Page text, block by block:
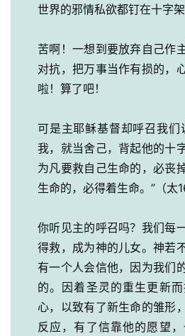
世界的邪情私欲都钉在十字架
苦啊！一想到要放弃自己作
对抗，把万事当作有损的，
啦！算了吧！
可是主耶稣基督却呼召我们
我，就当舍己，背起他的十
为凡要救自己生命的，必丧
生命的，必得着生命。”（太
你听见主的呼召吗？我们每
得救，成为神的儿女。神若
有一个人会信他，因为我们
的。因着圣灵的重生更新
心，以致有了新生命的雏形
反应，有了信靠他的愿望